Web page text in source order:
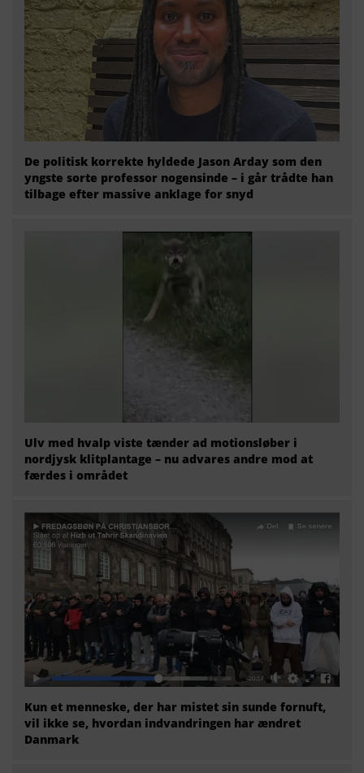
De politisk korrekte hyldede Jason Arday som den
yngste sorte professor nogensinde – i går trådte han
tilbage efter massive anklage for snyd
Ulv med hvalp viste tænder ad motionsløber i
nordjysk klitplantage – nu advares andre mod at
færdes i området
Kun et menneske, der har mistet sin sunde fornuft,
vil ikke se, hvordan indvandringen har ændret
Danmark